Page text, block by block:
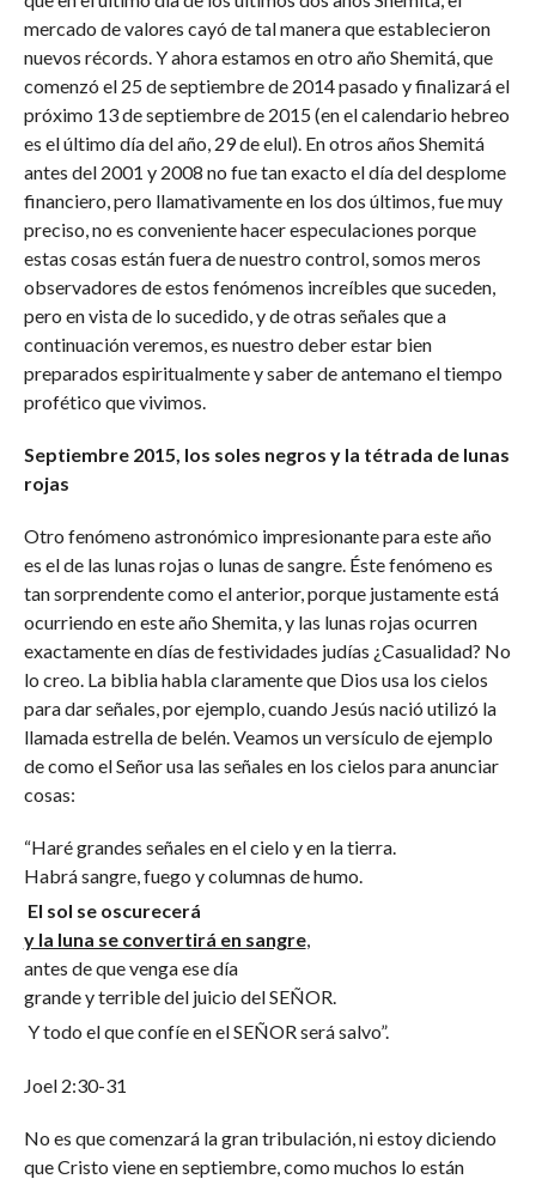
mercado de valores cayó de tal manera que establecieron
nuevos récords. Y ahora estamos en otro año Shemitá, que
comenzó el 25 de septiembre de 2014 pasado y finalizará el
próximo 13 de septiembre de 2015 (en el calendario hebreo
es el último día del año, 29 de elul). En otros años Shemitá
antes del 2001 y 2008 no fue tan exacto el día del desplome
financiero, pero llamativamente en los dos últimos, fue muy
preciso, no es conveniente hacer especulaciones porque
estas cosas están fuera de nuestro control, somos meros
observadores de estos fenómenos increíbles que suceden,
pero en vista de lo sucedido, y de otras señales que a
continuación veremos, es nuestro deber estar bien
preparados espiritualmente y saber de antemano el tiempo
profético que vivimos.
Septiembre 2015, los soles negros y la tétrada de lunas
rojas
Otro fenómeno astronómico impresionante para este año
es el de las lunas rojas o lunas de sangre. Éste fenómeno es
tan sorprendente como el anterior, porque justamente está
ocurriendo en este año Shemita, y las lunas rojas ocurren
exactamente en días de festividades judías ¿Casualidad? No
lo creo. La biblia habla claramente que Dios usa los cielos
para dar señales, por ejemplo, cuando Jesús nació utilizó la
llamada estrella de belén. Veamos un versículo de ejemplo
de como el Señor usa las señales en los cielos para anunciar
cosas:
“Haré grandes señales en el cielo y en la tierra.
Habrá sangre, fuego y columnas de humo.
El sol se oscurecerá
y la luna se convertirá en sangre,
antes de que venga ese día
grande y terrible del juicio del SEÑOR.
Y todo el que confíe en el SEÑOR será salvo”.
Joel 2:30-31
No es que comenzará la gran tribulación, ni estoy diciendo
que Cristo viene en septiembre, como muchos lo están